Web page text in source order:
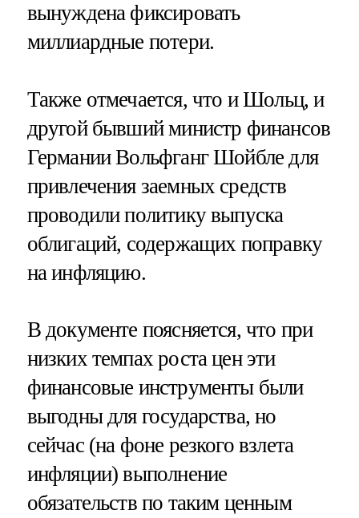
вынуждена фиксировать
миллиардные потери.
Также отмечается, что и Шольц, и
другой бывший министр финансов
Германии Вольфганг Шойбле для
привлечения заемных средств
проводили политику выпуска
облигаций, содержащих поправку
на инфляцию.
В документе поясняется, что при
низких темпах роста цен эти
финансовые инструменты были
выгодны для государства, но
сейчас (на фоне резкого взлета
инфляции) выполнение
обязательств по таким ценным